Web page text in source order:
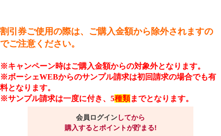
割引券ご使用の際は、ご購入金額から除外されますの
でご注意ください。
※キャンペーン時はご購入金額からの対象外となります。
※ボーシェWEBからのサンプル請求は初回請求の場合でも有
料となります。
※サンプル請求は一度に付き、5種類までとなります。
会員ログインしてから
購入するとポイントが貯まる!